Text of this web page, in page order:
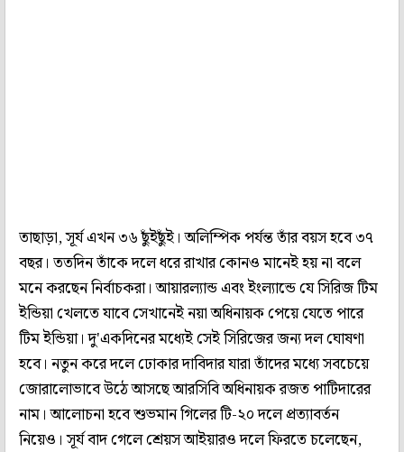
তাছাড়া, সূর্য এখন ৩৬ ছুঁইছুঁই। অলিম্পিক পর্যন্ত তাঁর বয়স হবে ৩৭
বছর। ততদিন তাঁকে দলে ধরে রাখার কোনও মানেই হয় না বলে
মনে করছেন নির্বাচকরা। আয়ারল্যান্ড এবং ইংল্যান্ডে যে সিরিজ টিম
ইন্ডিয়া খেলতে যাবে সেখানেই নয়া অধিনায়ক পেয়ে যেতে পারে
টিম ইন্ডিয়া। দু'একদিনের মধ্যেই সেই সিরিজের জন্য দল ঘোষণা
হবে। নতুন করে দলে ঢোকার দাবিদার যারা তাঁদের মধ্যে সবচেয়ে
জোরালোভাবে উঠে আসছে আরসিবি অধিনায়ক রজত পাটিদারের
নাম। আলোচনা হবে শুভমান গিলের টি-২০ দলে প্রত্যাবর্তন
নিয়েও। সূর্য বাদ গেলে শ্রেয়স আইয়ারও দলে ফিরতে চলেছেন,